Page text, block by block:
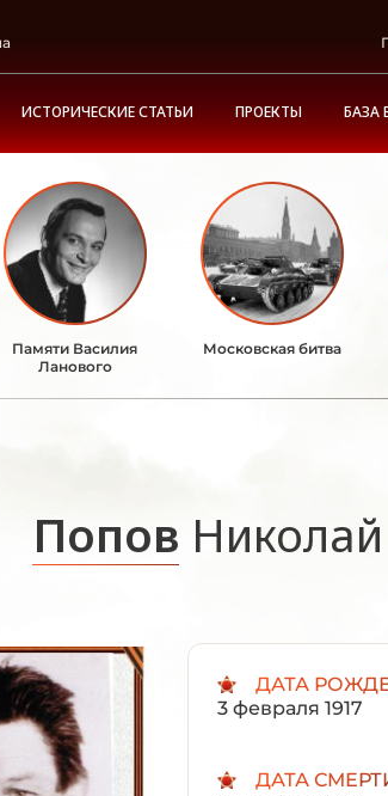
ИСТОРИЧЕСКИЕ СТАТЬИ ПРОЕКТЫ БАЗА
Памяти Василия
Ланового
Московская битва
Попов
ДАТА
3 февраля 1917
ДАТА